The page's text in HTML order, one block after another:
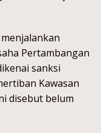
Pertambangan
sanksi
Kawasan
disebut belum